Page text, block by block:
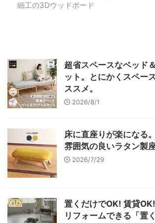
細工の3Dウッドボード
超省スペースなベッド
ット。とにかくスペー
ススメ。
2026/8/1
床に直座りが楽になる
雰囲気の良いラタン製
2026/7/29
置くだけでOK! 賃貸
リフォームできる「置